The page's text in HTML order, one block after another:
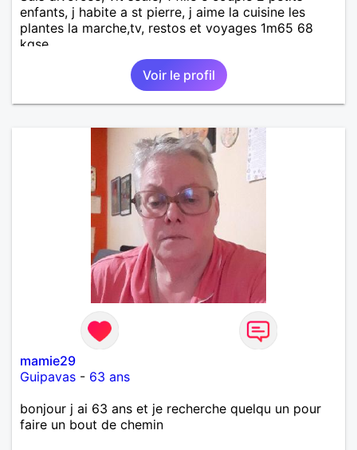
enfants, j habite a st pierre, j aime la cuisine les
plantes la marche,tv, restos et voyages 1m65 68
kgse
Voir le profil
mamie29
Guipavas - 63 ans
bonjour j ai 63 ans et je recherche quelqu un pour
faire un bout de chemin